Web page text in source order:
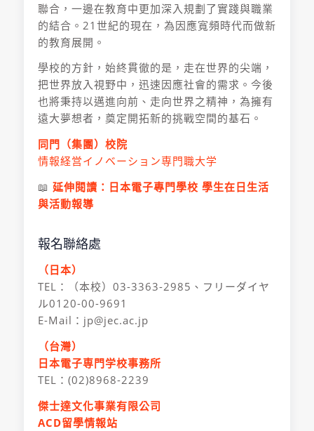
聯合，一邊在教育中更加深入規劃了實踐與職業
的結合。21世紀的現在，為因應寬頻時代而做新
的教育展開。
學校的方針，始終貫徹的是，走在世界的尖端，
把世界放入視野中，迅速因應社會的需求。今後
也將秉持以邁進向前、走向世界之精神，為擁有
遠大夢想者，奠定開拓新的挑戰空間的基石。
同門（集團）校院
情報経営イノベーション専門職大学
📖 延伸閱讀： 日本電子專門學校 學生在日生活
與活動報導
報名聯絡處
（日本）
TEL：（本校）03-3363-2985、フリーダイヤ
ル0120-00-9691
E-Mail：jp@jec.ac.jp
（台灣）
日本電子専門学校事務所
TEL：(02)8968-2239
傑士達文化事業有限公司
ACD留學情報站